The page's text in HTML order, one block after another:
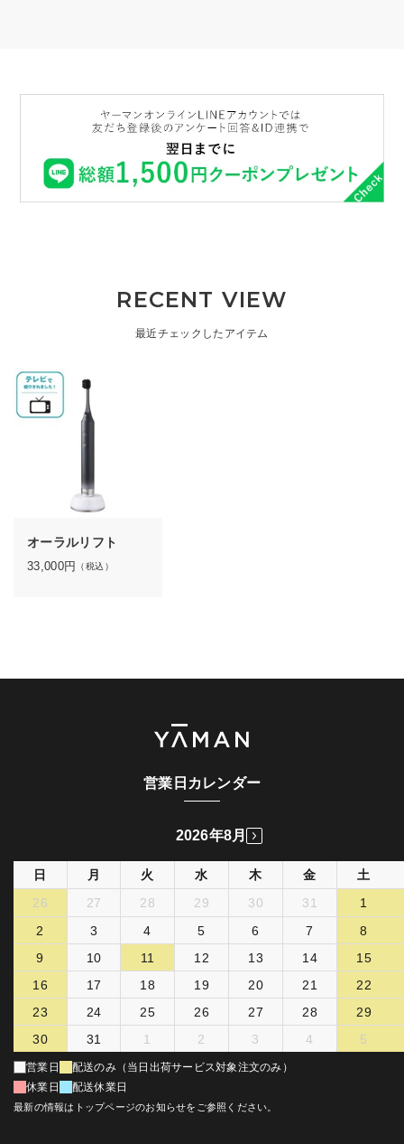
RECENT VIEW
最近チェックしたアイテム
オーラルリフト
33,000円 （税込）
営業日カレンダー
2026年8月
日 月 火 水 木 金
土
26
27 28 29 30 31
1
2
3 4 5 6 7
8
9
10 11 12 13 14
15
16
17 18 19 20 21
22
23
24 25 26 27 28
29
30
31 1 2 3 4 5
営業日
配送のみ（当日出荷サービス対象注文のみ）
休業日
配送休業日
最新の情報はトップページのお知らせをご参照ください。